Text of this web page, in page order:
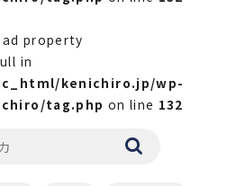
property
in
kenichiro.jp/wp-
tag.php on line 132